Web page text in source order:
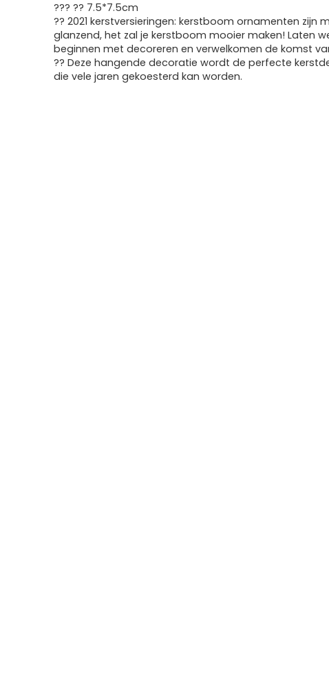
??? ?? 7.5*7.5cm
?? 2021 kerstversieringen: kerstboom ornamenten zijn
glanzend, het zal je kerstboom mooier maken! Laten
beginnen met decoreren en verwelkomen de komst
?? Deze hangende decoratie wordt de perfecte
die vele jaren gekoesterd kan worden.